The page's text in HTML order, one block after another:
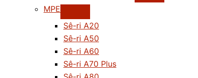
MPE
Sê-ri A20
Sê-ri A50
Sê-ri A60
Sê-ri A70 Plus